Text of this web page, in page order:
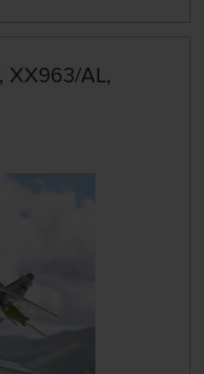
XX963/AL,